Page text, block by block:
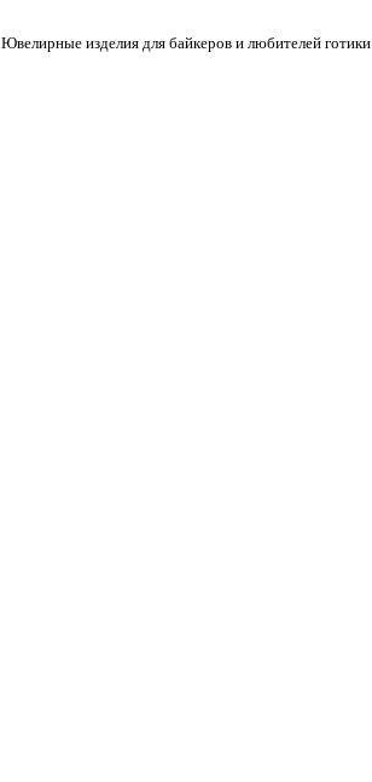
Ювелирные изделия для байкеров и любителей готики